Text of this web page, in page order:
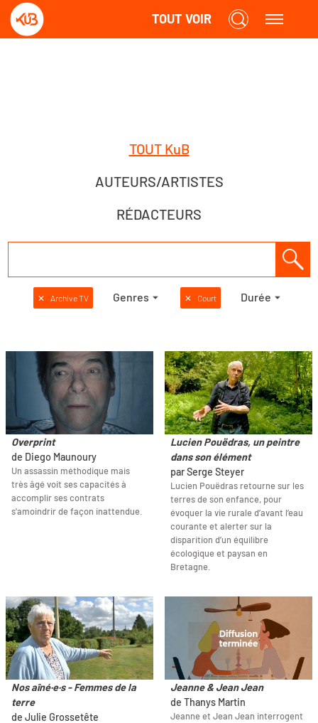
TOUT VOIR
TOUT KuB
AUTEURS/ARTISTES
RÉDACTEURS
✕ Archive TV Genres ✕ Court Durée
Overprint
de Diego Maunoury
Un assassin méthodique mais
très âgé voit ses capacités à
accomplir ses contrats
s'amoindrir de façon inattendue.
Lucien Pouëdras, un peintre
dans son élément
par Serge Steyer
Lucien Pouëdras retourne sur les
terres de son enfance, pour
évoquer la vie rurale d’avant l’eau
courante et alerter sur la
disparition d’un équilibre
écologique et paysan en
Bretagne.
Nos aîné·e·s - Femmes de la
terre
de Julie Grossetête
Jeanne & Jean Jean
de Thanys Martin
Jeanne et Jean Jean interrogent